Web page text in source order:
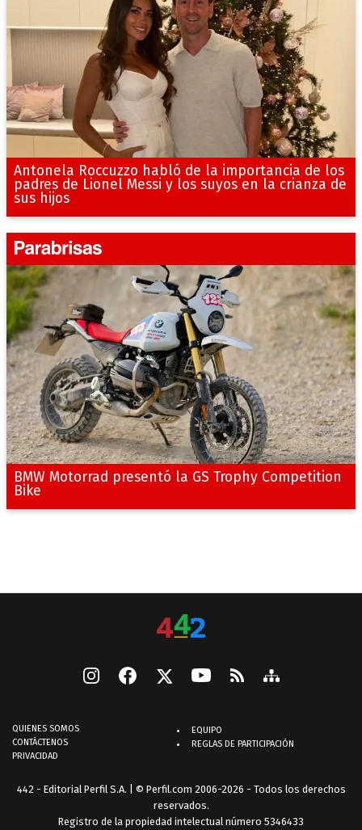
Antonela Roccuzzo habló de la importancia de los
padres de Lionel Messi y los suyos en la crianza de
sus hijos
BMW Motorrad presentó la GS Trophy Competition
Bike
QUIENES SOMOS
CONTÁCTENOS
PRIVACIDAD
EQUIPO
REGLAS DE PARTICIPACIÓN
442 - Editorial Perfil S.A. | © Perfil.com 2006-2026 - Todos los derechos
reservados.
Registro de la propiedad intelectual número 5346433